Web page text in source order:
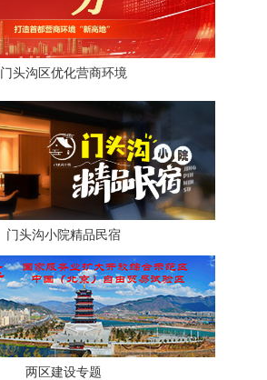
门头沟区优化营商环境
门头沟小院精品民宿
两区建设专题